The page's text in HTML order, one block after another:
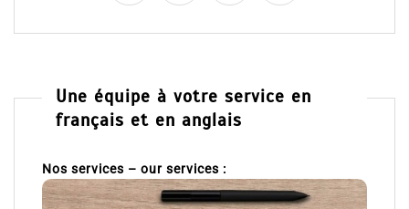
Une équipe à votre service en
français et en anglais
Nos services – our services :